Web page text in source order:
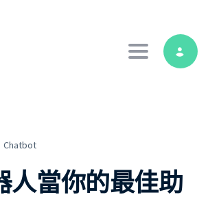
Toggle
Chatbot
人當你的最佳助